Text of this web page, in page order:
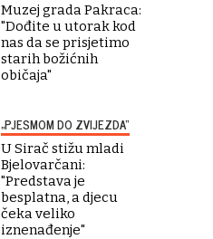
Muzej grada Pakraca:
"Dođite u utorak kod
nas da se prisjetimo
starih božićnih
običaja"
„PJESMOM DO ZVIJEZDA“
U Sirač stižu mladi
Bjelovarčani:
"Predstava je
besplatna, a djecu
čeka veliko
iznenađenje"